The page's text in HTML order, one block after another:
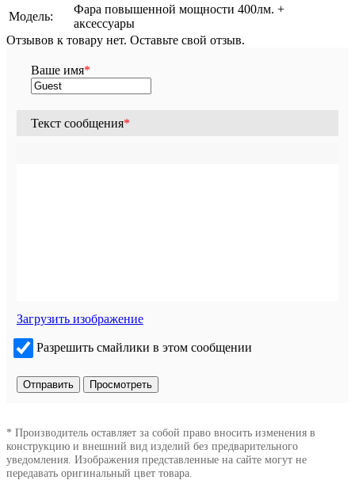
Модель:
Фара повышенной мощности 400лм. +
аксессуары
Отзывов к товару нет. Оставьте свой отзыв.
Ваше имя*
Текст сообщения*
Загрузить изображение
Разрешить смайлики в этом сообщении
* Производитель оставляет за собой право вносить изменения в
конструкцию и внешний вид изделий без предварительного
уведомления. Изображения представленные на сайте могут не
передавать оригинальный цвет товара.